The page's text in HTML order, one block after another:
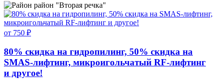
район "Вторая речка"
от 750 ₽
80% скидка на гидропилинг, 50% скидка на
SMAS-лифтинг, микроигольчатый RF-лифтинг
и другое!